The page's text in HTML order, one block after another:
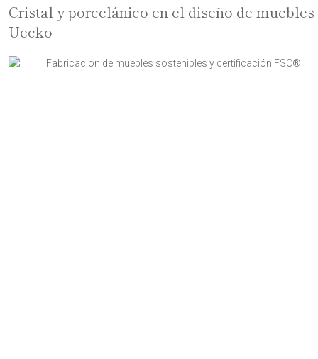
Cristal y porcelánico en el diseño de muebles
Uecko